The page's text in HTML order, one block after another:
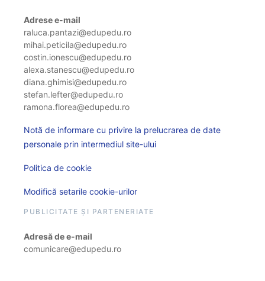
Adrese e-mail
raluca.pantazi@edupedu.ro
mihai.peticila@edupedu.ro
costin.ionescu@edupedu.ro
alexa.stanescu@edupedu.ro
diana.ghimisi@edupedu.ro
stefan.lefter@edupedu.ro
ramona.florea@edupedu.ro
Notă de informare cu privire la prelucrarea de date
personale prin intermediul site-ului
Politica de cookie
Modifică setarile cookie-urilor
PUBLICITATE ȘI PARTENERIATE
Adresă de e-mail
comunicare@edupedu.ro